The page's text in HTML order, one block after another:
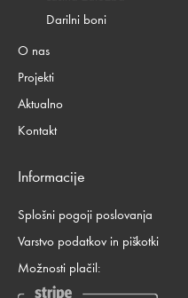
Darilni boni
O nas
Projekti
Aktualno
Kontakt
Informacije
Splošni pogoji poslovanja
Varstvo podatkov in piškotki
Možnosti plačil: